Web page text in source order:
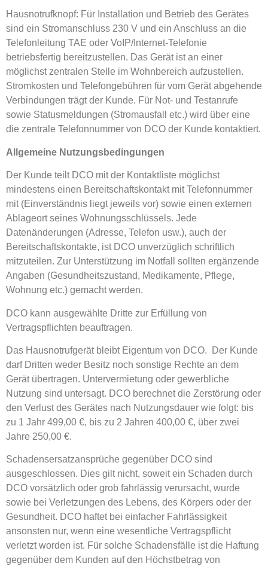
Hausnotrufknopf: Für Installation und Betrieb des Gerätes
sind ein Stromanschluss 230 V und ein Anschluss an die
Telefonleitung TAE oder VoIP/Internet-Telefonie
betriebsfertig bereitzustellen. Das Gerät ist an einer
möglichst zentralen Stelle im Wohnbereich aufzustellen.
Stromkosten und Telefongebühren für vom Gerät abgehende
Verbindungen trägt der Kunde. Für Not- und Testanrufe
sowie Statusmeldungen (Stromausfall etc.) wird über eine
die zentrale Telefonnummer von DCO der Kunde kontaktiert.
Allgemeine Nutzungsbedingungen
Der Kunde teilt DCO mit der Kontaktliste möglichst
mindestens einen Bereitschaftskontakt mit Telefonnummer
mit (Einverständnis liegt jeweils vor) sowie einen externen
Ablageort seines Wohnungsschlüssels. Jede
Datenänderungen (Adresse, Telefon usw.), auch der
Bereitschaftskontakte, ist DCO unverzüglich schriftlich
mitzuteilen. Zur Unterstützung im Notfall sollten ergänzende
Angaben (Gesundheitszustand, Medikamente, Pflege,
Wohnung etc.) gemacht werden.
DCO kann ausgewählte Dritte zur Erfüllung von
Vertragspflichten beauftragen.
Das Hausnotrufgerät bleibt Eigentum von DCO. Der Kunde
darf Dritten weder Besitz noch sonstige Rechte an dem
Gerät übertragen. Untervermietung oder gewerbliche
Nutzung sind untersagt. DCO berechnet die Zerstörung oder
den Verlust des Gerätes nach Nutzungsdauer wie folgt: bis
zu 1 Jahr 499,00 €, bis zu 2 Jahren 400,00 €, über zwei
Jahre 250,00 €.
Schadensersatzansprüche gegenüber DCO sind
ausgeschlossen. Dies gilt nicht, soweit ein Schaden durch
DCO vorsätzlich oder grob fahrlässig verursacht, wurde
sowie bei Verletzungen des Lebens, des Körpers oder der
Gesundheit. DCO haftet bei einfacher Fahrlässigkeit
ansonsten nur, wenn eine wesentliche Vertragspflicht
verletzt worden ist. Für solche Schadensfälle ist die Haftung
gegenüber dem Kunden auf den Höchstbetrag von